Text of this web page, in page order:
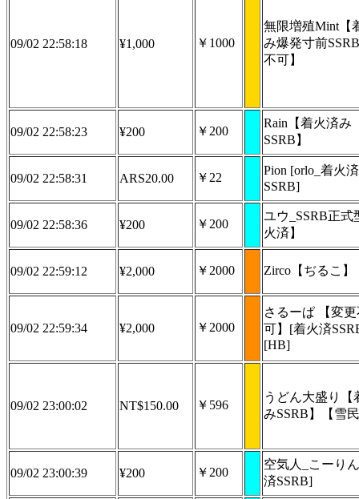
09/02 22:58:18 ¥1,000 ￥1000
無限増殖Mint【
み爆発寸前
不可】
09/02 22:58:23 ¥200 ￥200
Rain【着火済み
SSRB】
09/02 22:58:31 ARS20.00 ￥22
Pion [orlo_着火
SSRB]
09/02 22:58:36 ¥200 ￥200
ユウ_SSRB正式
火済】
09/02 22:59:12 ¥2,000 ￥2000 Zirco【ぢるこ】
09/02 22:59:34 ¥2,000 ￥2000
さるーぱ 【変
可】[着火済
[HB]
09/02 23:00:02 NT$150.00 ￥596
うどん大盛り【
みSSRB】【雪
09/02 23:00:39 ¥200 ￥200
空気人_こーり
済SSRB]